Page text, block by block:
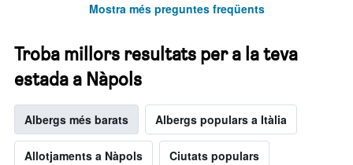
Mostra més preguntes freqüents
Troba millors resultats per a la teva
estada a Nàpols
Albergs més barats Albergs populars a Itàlia
Allotjaments a Nàpols Ciutats populars